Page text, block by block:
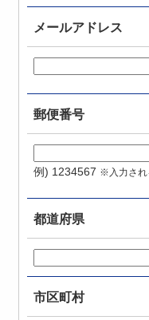
メールアドレス
郵便番号
例) 1234567 ※入力され
都道府県
市区町村